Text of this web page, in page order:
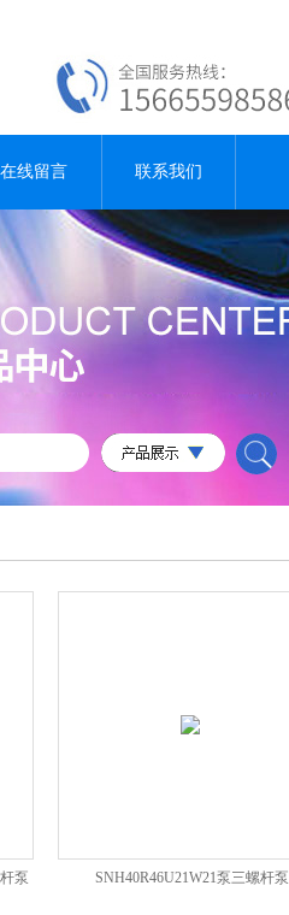
在线留言 联系我们
泵 SNH40R46U21W21泵三螺杆泵